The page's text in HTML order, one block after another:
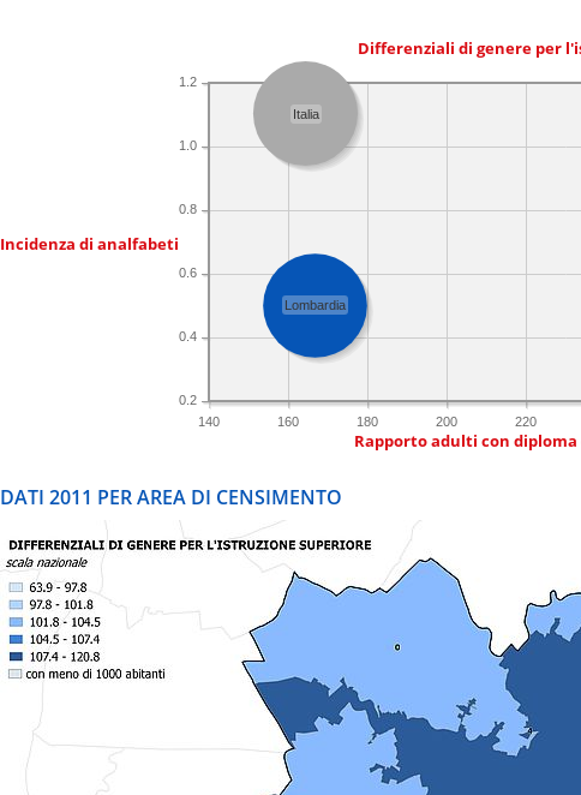
Differenziali di genere per
Incidenza di analfabeti
140 160 180 200 220
0.2
0.4
0.6
0.8
1.0
1.2
Italia
Lombardia
Rapporto adulti con
DATI 2011 PER AREA DI CENSIMENTO